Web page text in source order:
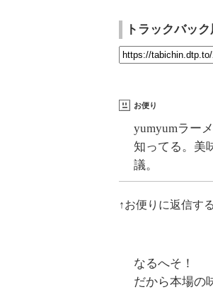
トラックバッ
お便り
yumyumラー
知ってる。美
議。
↑お便りに返信す
なるへそ！
だから本場の